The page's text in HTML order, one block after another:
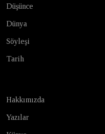
Düşünce
Dünya
Söyleşi
Tarih
Hakkımızda
Yazılar